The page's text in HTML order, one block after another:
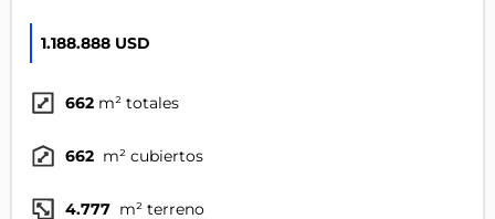
1.188.888 USD
662 m² totales
662 m² cubiertos
4.777 m² terreno